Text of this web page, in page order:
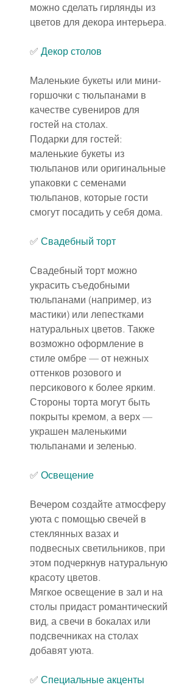
можно сделать гирлянды из
цветов для декора интерьера.
✅ Декор столов
Маленькие букеты или мини-
горшочки с тюльпанами в
качестве сувениров для
гостей на столах.
Подарки для гостей:
маленькие букеты из
тюльпанов или оригинальные
упаковки с семенами
тюльпанов, которые гости
смогут посадить у себя дома.
✅ Свадебный торт
Свадебный торт можно
украсить съедобными
тюльпанами (например, из
мастики) или лепестками
натуральных цветов. Также
возможно оформление в
стиле омбре — от нежных
оттенков розового и
персикового к более ярким.
Стороны торта могут быть
покрыты кремом, а верх —
украшен маленькими
тюльпанами и зеленью.
✅ Освещение
Вечером создайте атмосферу
уюта с помощью свечей в
стеклянных вазах и
подвесных светильников, при
этом подчеркнув натуральную
красоту цветов.
Мягкое освещение в зал и на
столы придаст романтический
вид, а свечи в бокалах или
подсвечниках на столах
добавят уюта.
✅ Специальные акценты